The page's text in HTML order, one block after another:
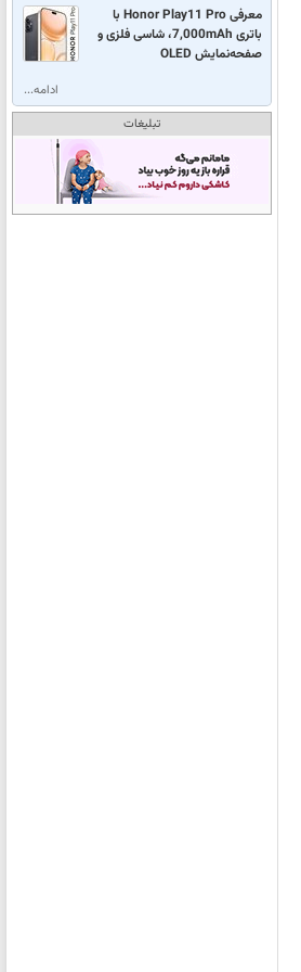
معرفی Honor Play11 Pro با
باتری 7,000mAh، شاسی فلزی و
صفحه‌نمایش OLED
ادامه...
تبلیغات